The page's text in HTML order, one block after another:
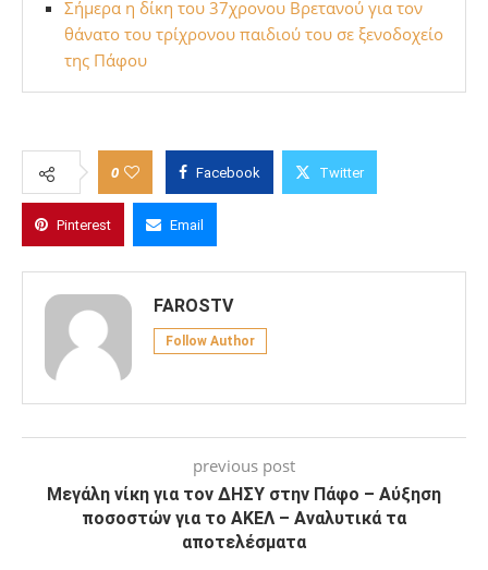
Σήμερα η δίκη του 37χρονου Βρετανού για τον
θάνατο του τρίχρονου παιδιού του σε ξενοδοχείο
της Πάφου
0 Facebook Twitter
Pinterest Email
FAROSTV
Follow Author
previous post
Μεγάλη νίκη για τον ΔΗΣΥ στην Πάφο – Αύξηση
ποσοστών για το ΑΚΕΛ – Αναλυτικά τα
αποτελέσματα